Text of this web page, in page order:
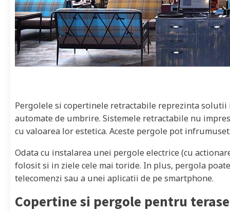
Pergolele si copertinele retractabile reprezinta
automate de umbrire. Sistemele retractabile nu
cu valoarea lor estetica. Aceste pergole pot
Odata cu instalarea unei pergole electrice (cu
folosit si in ziele cele mai toride. In plus, pergola
telecomenzi sau a unei aplicatii de pe smartphone.
Copertine si pergole pentru terase